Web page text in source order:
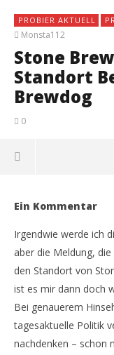
PROBIER AKTUELL
Monsta112
Stone
Standort
Brewdog
0
Ein Kommentar
Irgendwie werde ich
aber die Meldung,
den Standort von
ist es mir dann doch
Bei genauerem
tagesaktuelle Politik
nachdenken – schon